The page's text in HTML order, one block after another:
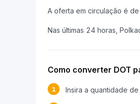
A oferta em circulação é de
Nas últimas 24 horas,
Como converter DOT
1 Insira a quantidade